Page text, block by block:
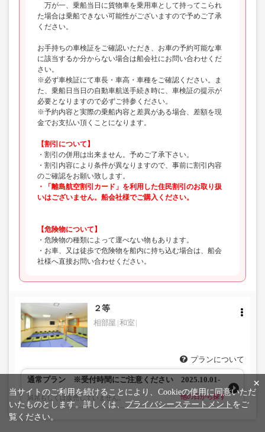
万が一、乗船当日に貨物車を乗用車として持ってこられ
た場合は乗船できない可能性がございますので予めご了承
ください。
お手持ちの車検証をご確認いただき、お車の予約可能な車
に該当するか分からない場合は船会社にお問い合わせくだ
さい。
※必ず車検証にて車長・車高・車種をご確認ください。ま
た、乗船日当日の自動車航送手続き時に、車検証の提示が
必要となりますので必ずご持参ください。
※予約内容と実際の乗船内容と差異がある場合、差額を現
金でお支払い頂くことになります。
【割引について】
・割引の併用は出来ません。予めご了承下さい。
・割引内容により条件が異なりますので、事前に割引内容
のご確認をお願い致します。
・「離島航空割引カード」を利用した住民割引のお取り扱
いはございません。船会社様でご購入ください。
【危険物について】
・危険物の種類によって運べない物もあります。
・お車、又は徒歩で危険物を船内に持ち込む場合は、船会
社様へ直接お問い合わせください。
２等
相部屋 和室
プランについて
通常プラン ※受付時間にご注意ください 2025.10.01-
満席もしくは販売していません。 他の日から探す
×
当サイトのご利用を続けることにより、Cookieの使用に同意いただ
いたものとします。詳しくは、 プライバシーステートメント をご
覧ください。